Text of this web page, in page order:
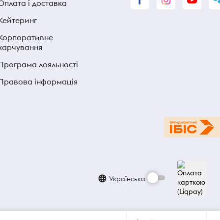
і доставка
лояльності
інформація
Українська